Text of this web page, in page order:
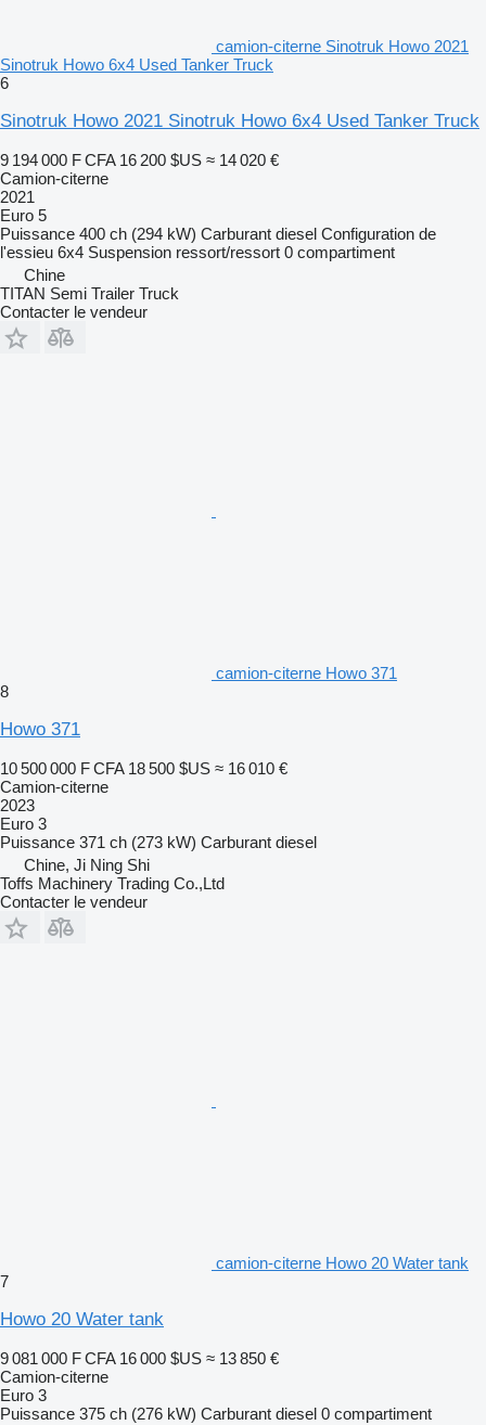
camion-citerne Sinotruk Howo 2021
Sinotruk Howo 6x4 Used Tanker Truck
6
Sinotruk Howo 2021 Sinotruk Howo 6x4 Used Tanker Truck
9 194 000 F CFA 16 200 $US ≈ 14 020 €
Camion-citerne
2021
Euro 5
Puissance 400 ch (294 kW) Carburant diesel Configuration de
l'essieu 6x4 Suspension ressort/ressort 0 compartiment
Chine
TITAN Semi Trailer Truck
Contacter le vendeur
camion-citerne Howo 371
8
Howo 371
10 500 000 F CFA 18 500 $US ≈ 16 010 €
Camion-citerne
2023
Euro 3
Puissance 371 ch (273 kW) Carburant diesel
Chine, Ji Ning Shi
Toffs Machinery Trading Co.,Ltd
Contacter le vendeur
camion-citerne Howo 20 Water tank
7
Howo 20 Water tank
9 081 000 F CFA 16 000 $US ≈ 13 850 €
Camion-citerne
Euro 3
Puissance 375 ch (276 kW) Carburant diesel 0 compartiment